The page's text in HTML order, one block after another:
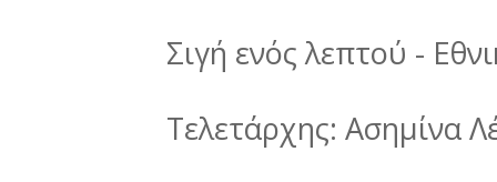
Σιγή ενός λεπτού -
Τελετάρχης: Ασημίνα